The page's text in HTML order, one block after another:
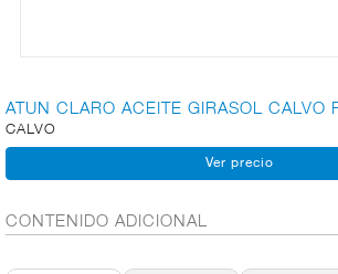
AL
ATUN CLARO ACEITE GIRASOL CALVO
CALVO
CONTENIDO ADICIONAL